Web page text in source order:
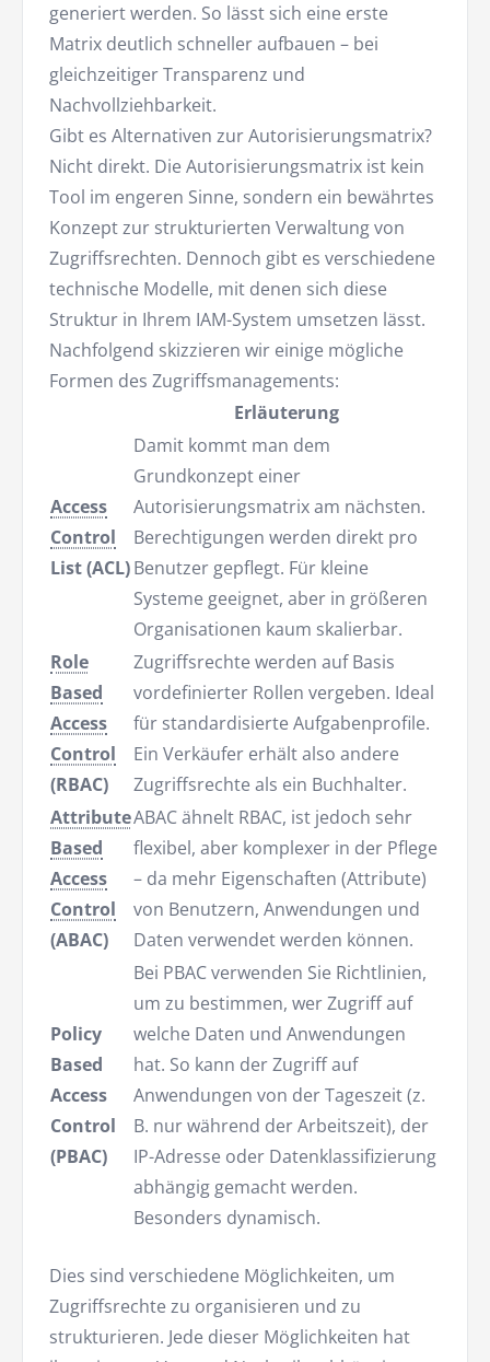
generiert werden. So lässt sich eine erste
Matrix deutlich schneller aufbauen – bei
gleichzeitiger Transparenz und
Nachvollziehbarkeit.
Gibt es Alternativen zur Autorisierungsmatrix?
Nicht direkt. Die Autorisierungsmatrix ist kein
Tool im engeren Sinne, sondern ein bewährtes
Konzept zur strukturierten Verwaltung von
Zugriffsrechten. Dennoch gibt es verschiedene
technische Modelle, mit denen sich diese
Struktur in Ihrem IAM-System umsetzen lässt.
Nachfolgend skizzieren wir einige mögliche
Formen des Zugriffsmanagements:
Erläuterung
Access
Control
List (ACL)
Damit kommt man dem
Grundkonzept einer
Autorisierungsmatrix am nächsten.
Berechtigungen werden direkt pro
Benutzer gepflegt. Für kleine
Systeme geeignet, aber in größeren
Organisationen kaum skalierbar.
Role
Based
Access
Control
(RBAC)
Zugriffsrechte werden auf Basis
vordefinierter Rollen vergeben. Ideal
für standardisierte Aufgabenprofile.
Ein Verkäufer erhält also andere
Zugriffsrechte als ein Buchhalter.
Attribute
Based
Access
Control
(ABAC)
ABAC ähnelt RBAC, ist jedoch sehr
flexibel, aber komplexer in der Pflege
– da mehr Eigenschaften (Attribute)
von Benutzern, Anwendungen und
Daten verwendet werden können.
Policy
Based
Access
Control
(PBAC)
Bei PBAC verwenden Sie Richtlinien,
um zu bestimmen, wer Zugriff auf
welche Daten und Anwendungen
hat. So kann der Zugriff auf
Anwendungen von der Tageszeit (z.
B. nur während der Arbeitszeit), der
IP-Adresse oder Datenklassifizierung
abhängig gemacht werden.
Besonders dynamisch.
Dies sind verschiedene Möglichkeiten, um
Zugriffsrechte zu organisieren und zu
strukturieren. Jede dieser Möglichkeiten hat